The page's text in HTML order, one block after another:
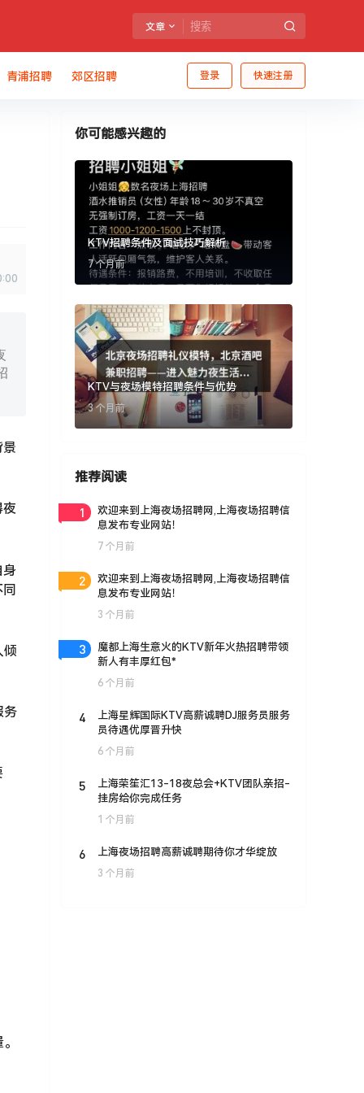
文章
登录 快速注册
青浦招聘 郊区招聘
夜
身
倾
务
你可能感兴趣的
KTV招聘条件及面试技巧解析
7 个月前
KTV与夜场模特招聘条件与优势
3 个月前
推荐阅读
1
欢迎来到上海夜场招聘网,上海夜场招聘信
息发布专业网站！
7 个月前
2
欢迎来到上海夜场招聘网,上海夜场招聘信
息发布专业网站！
3 个月前
3
魔都上海生意火的KTV新年火热招聘带领
新人有丰厚红包*
6 个月前
4
上海星辉国际KTV高薪诚聘DJ服务员服务
员待遇优厚晋升快
6 个月前
5
上海荣笙汇13-18夜总会+KTV团队亲招-
挂房给你完成任务
1 个月前
6 上海夜场招聘高薪诚聘期待你才华绽放
3 个月前